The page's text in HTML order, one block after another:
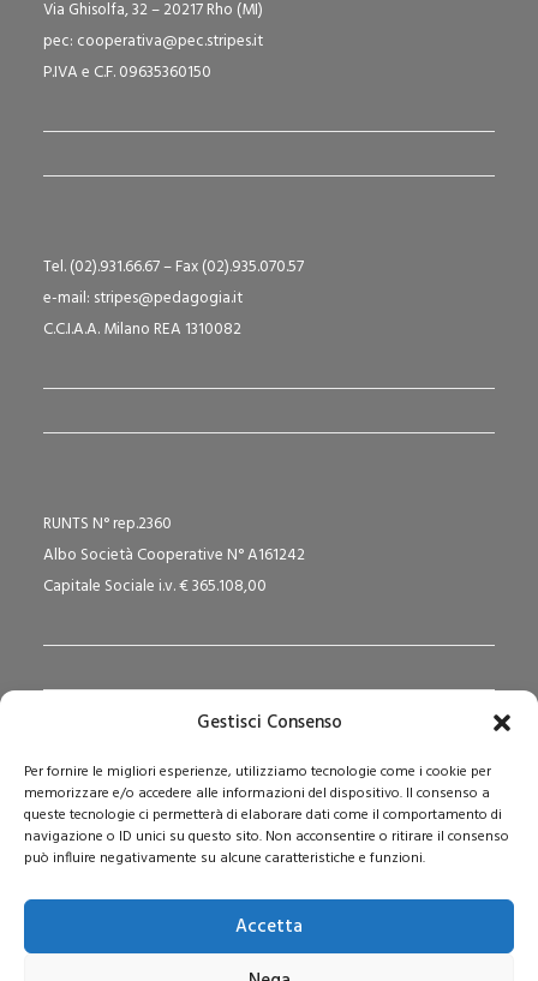
Gestisci Consenso
Per fornire le migliori esperienze, utilizziamo tecnologie come i cookie per
memorizzare e/o accedere alle informazioni del dispositivo. Il consenso a
queste tecnologie ci permetterà di elaborare dati come il comportamento di
navigazione o ID unici su questo sito. Non acconsentire o ritirare il consenso
può influire negativamente su alcune caratteristiche e funzioni.
Accetta
Via Ghisolfa, 32 – 20217 Rho (MI)
pec: cooperativa@pec.stripes.it
P.IVA e C.F. 09635360150
Tel. (02).931.66.67 – Fax (02).935.070.57
e-mail: stripes@pedagogia.it
C.C.I.A.A. Milano REA 1310082
RUNTS N° rep.2360
Albo Società Cooperative N° A161242
Capitale Sociale i.v. € 365.108,00
Via San Domenico Savio, 6 – 20017 Rho (MI)
Reg. Tribunale: n. 187 del 29/03/97 | ISSN: 1593-2259
Web:www.pedagogia.it